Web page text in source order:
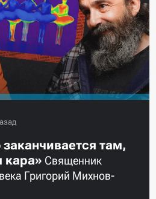
там,
кара» Священник
Григорий Михнов-